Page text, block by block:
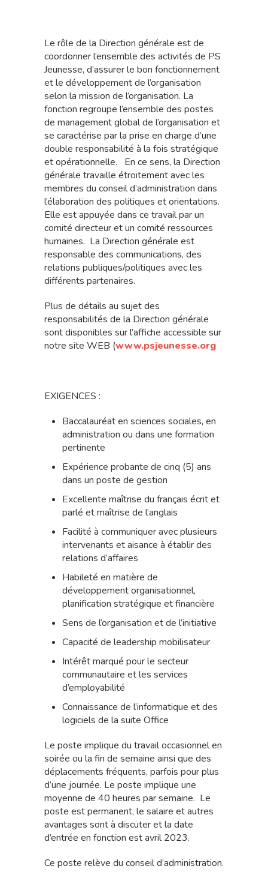
Le rôle de la Direction générale est de
coordonner l’ensemble des activités de PS
Jeunesse, d’assurer le bon fonctionnement
et le développement de l’organisation
selon la mission de l’organisation. La
fonction regroupe l’ensemble des postes
de management global de l’organisation et
se caractérise par la prise en charge d’une
double responsabilité à la fois stratégique
et opérationnelle. En ce sens, la Direction
générale travaille étroitement avec les
membres du conseil d’administration dans
l’élaboration des politiques et orientations.
Elle est appuyée dans ce travail par un
comité directeur et un comité ressources
humaines. La Direction générale est
responsable des communications, des
relations publiques/politiques avec les
différents partenaires.
Plus de détails au sujet des
responsabilités de la Direction générale
sont disponibles sur l’affiche accessible sur
notre site WEB (www.psjeunesse.org
EXIGENCES :
Baccalauréat en sciences sociales, en
administration ou dans une formation
pertinente
Expérience probante de cinq (5) ans
dans un poste de gestion
Excellente maîtrise du français écrit et
parlé et maîtrise de l’anglais
Facilité à communiquer avec plusieurs
intervenants et aisance à établir des
relations d’affaires
Habileté en matière de
développement organisationnel,
planification stratégique et financière
Sens de l’organisation et de l’initiative
Capacité de leadership mobilisateur
Intérêt marqué pour le secteur
communautaire et les services
d’employabilité
Connaissance de l’informatique et des
logiciels de la suite Office
Le poste implique du travail occasionnel en
soirée ou la fin de semaine ainsi que des
déplacements fréquents, parfois pour plus
d’une journée. Le poste implique une
moyenne de 40 heures par semaine. Le
poste est permanent, le salaire et autres
avantages sont à discuter et la date
d’entrée en fonction est avril 2023.
Ce poste relève du conseil d’administration.